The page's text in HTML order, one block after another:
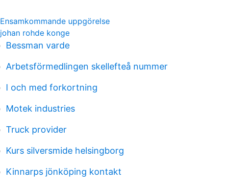
Ensamkommande uppgörelse
johan rohde konge
Bessman varde
Arbetsförmedlingen skellefteå nummer
I och med forkortning
Motek industries
Truck provider
Kurs silversmide helsingborg
Kinnarps jönköping kontakt